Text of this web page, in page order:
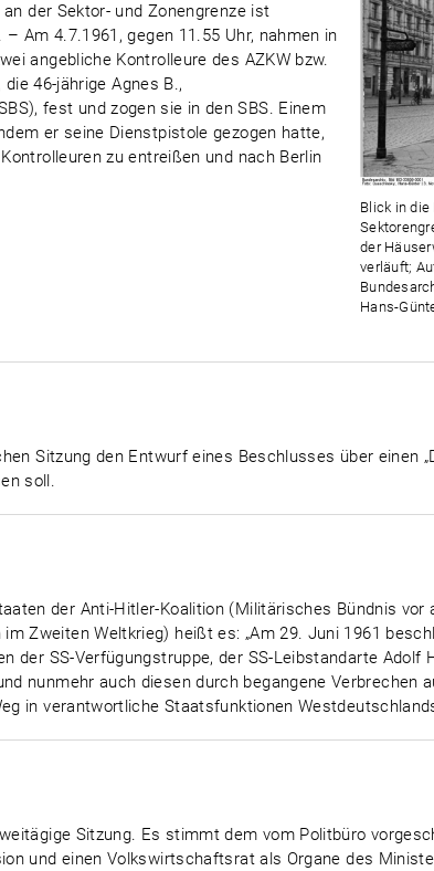
Blick in die
der
verläuft;
Hans-
der Sektor- und Zonengrenze ist
Am 4.7.1961, gegen 11.55 Uhr, nahmen in
angebliche Kontrolleure des AZKW bzw.
46-jährige Agnes B.,
fest und zogen sie in den SBS. Einem
er seine Dienstpistole gezogen hatte,
zu entreißen und nach Berlin
Sitzung den Entwurf eines Beschlusses über einen
soll.
der Anti-Hitler-Koalition (Militärisches Bündnis vor
Zweiten Weltkrieg) heißt es: „Am 29. Juni 1961
der SS-Verfügungstruppe, der SS-Leibstandarte Adolf
nunmehr auch diesen durch begangene Verbrechen
in verantwortliche Staatsfunktionen
Sitzung. Es stimmt dem vom Politbüro
und einen Volkswirtschaftsrat als Organe des